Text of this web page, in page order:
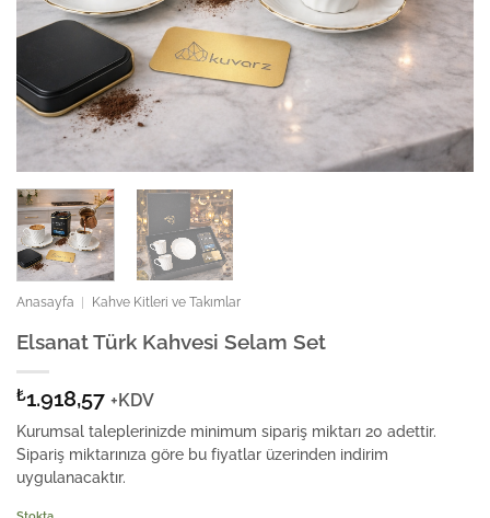
Anasayfa Kahve Kitleri ve Takımlar
Elsanat Türk Kahvesi Selam Set
₺1.918,57 +KDV
Kurumsal taleplerinizde minimum sipariş miktarı 20 adettir.
Sipariş miktarınıza göre bu fiyatlar üzerinden indirim
uygulanacaktır.